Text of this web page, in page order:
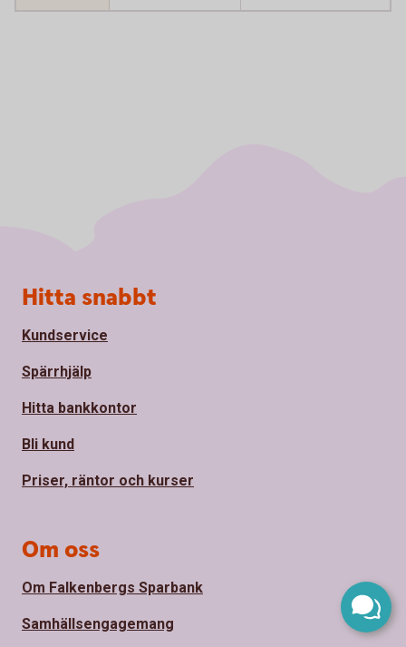
Sidfot
Hitta snabbt
Kundservice
Spärrhjälp
Hitta bankkontor
Bli kund
Priser, räntor och kurser
Om oss
Om Falkenbergs Sparbank
Samhällsengagemang